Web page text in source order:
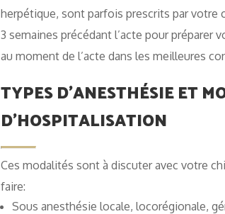
herpétique, sont parfois prescrits par votre
3 semaines précédant l’acte pour préparer
au moment de l’acte dans les meilleures
TYPES D’ANESTHÉSIE ET
D’HOSPITALISATION
Ces modalités sont à discuter avec votre
faire:
Sous anesthésie locale, locorégionale,